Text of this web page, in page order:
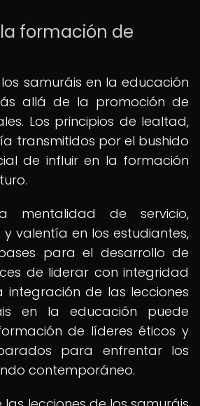
formación de
samuráis en la educación
allá de la promoción de
Los principios de lealtad,
transmitidos por el bushido
de influir en la formación
mentalidad de servicio,
valentía en los estudiantes,
para el desarrollo de
de liderar con integridad
integración de las lecciones
en la educación puede
de líderes éticos y
para enfrentar los
contemporáneo.